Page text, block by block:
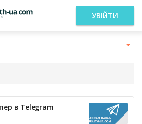
УВІЙТИ
в Telegram